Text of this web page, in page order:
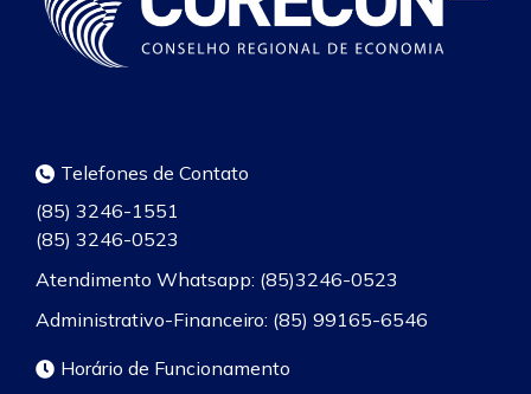
Telefones de Contato
(85) 3246-1551
(85) 3246-0523
Atendimento Whatsapp: (85)3246-0523
Administrativo-Financeiro: (85) 99165-6546
Horário de Funcionamento